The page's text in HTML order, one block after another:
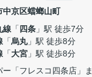
中京区蟷螂山町
線 「 四条 」駅 徒歩7分
「烏丸」駅 徒歩8分
「大宮 」駅 徒歩8分
ー「フレスコ四条店」